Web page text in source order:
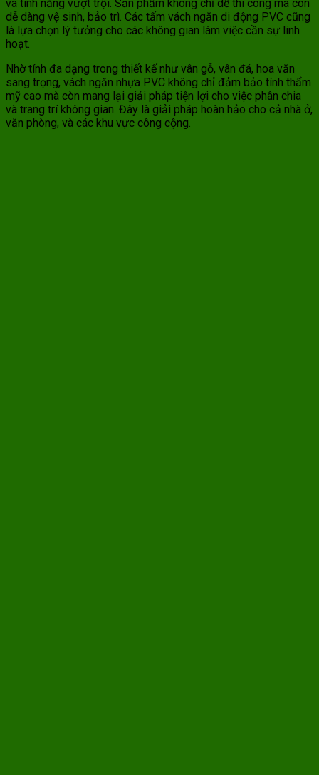
và tính năng vượt trội. Sản phẩm không chỉ dễ thi công mà còn
dễ dàng vệ sinh, bảo trì. Các tấm vách ngăn di động PVC cũng
là lựa chọn lý tưởng cho các không gian làm việc cần sự linh
hoạt.
Nhờ tính đa dạng trong thiết kế như vân gỗ, vân đá, hoa văn
sang trọng, vách ngăn nhựa PVC không chỉ đảm bảo tính thẩm
mỹ cao mà còn mang lại giải pháp tiện lợi cho việc phân chia
và trang trí không gian. Đây là giải pháp hoàn hảo cho cả nhà ở,
văn phòng, và các khu vực công cộng.